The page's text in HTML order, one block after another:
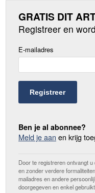
GRATIS DIT
Registreer en
E-mailadres
Registreer
Ben je al abonnee?
Meld je aan en krijg
Door te registreren ontvangt
en zonder verdere
mailadres en andere
doorgegeven en enkel